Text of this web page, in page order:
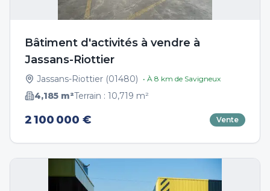
Bâtiment d'activités à vendre à
Jassans-Riottier
Jassans-Riottier (01480) • À 8 km de Savigneux
4,185 m²Terrain : 10,719 m²
2 100 000 € Vente